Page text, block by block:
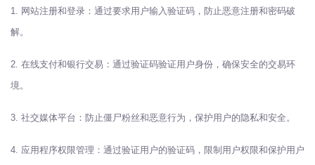
1. 网站注册和登录：通过要求用户输入验证码，防止恶意注册和密码破
解。
2. 在线支付和银行交易：通过验证码验证用户身份，确保安全的交易环
境。
3. 社交媒体平台：防止僵尸粉丝和恶意行为，保护用户的隐私和安全。
4. 应用程序权限管理：通过验证用户的验证码，限制用户权限和保护用户